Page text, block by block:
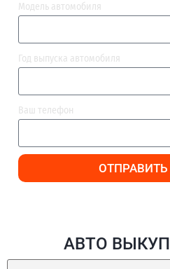
Модель автомобиля
Год выпуска автомобиля
Ваш телефон
ОТПРАВИТЬ
АВТО